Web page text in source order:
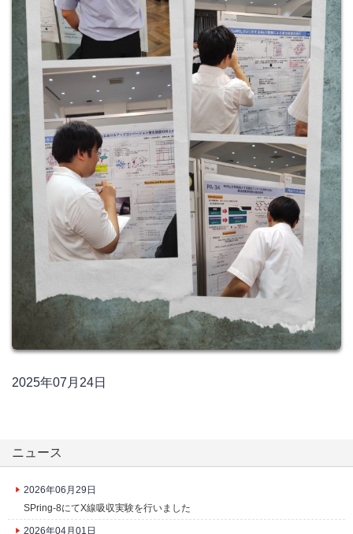
2025年07月24日
ニュース
2026年06月29日
SPring-8にてX線吸収実験を行いました
2026年04月01日